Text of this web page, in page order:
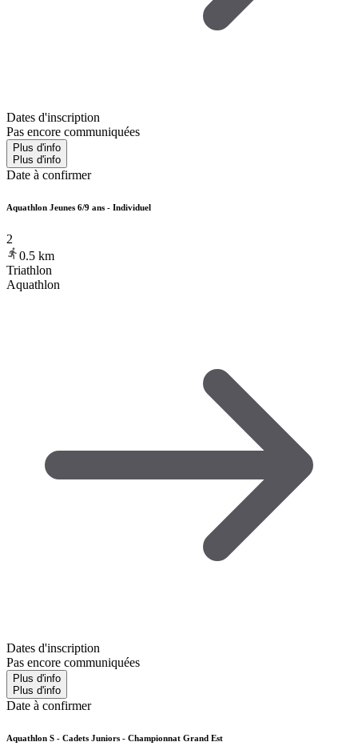
Dates d'inscription
Pas encore communiquées
Plus d'info
Plus d'info
Date à confirmer
Aquathlon Jeunes 6/9 ans - Individuel
2
0.5 km
Triathlon
Aquathlon
Dates d'inscription
Pas encore communiquées
Plus d'info
Plus d'info
Date à confirmer
Aquathlon S - Cadets Juniors - Championnat Grand Est